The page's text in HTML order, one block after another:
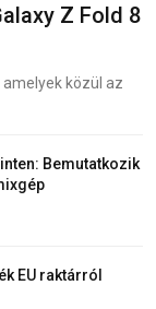
Z Fold 8
közül az
Bemutatkozik
EU raktárról